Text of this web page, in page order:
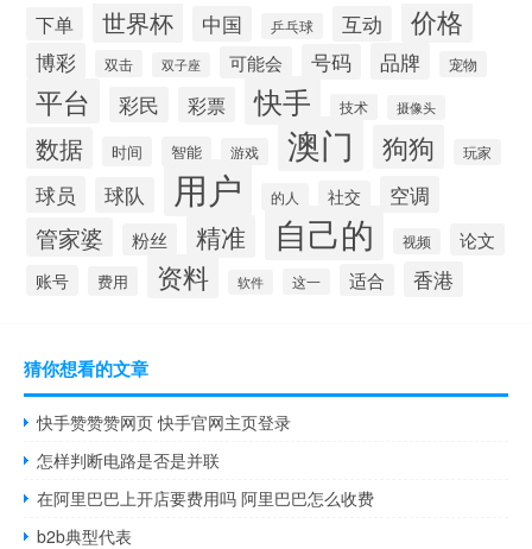
下单 世界杯 中国 乒乓球 互动 价格
博彩 双击 双子座 可能会 号码 品牌 宠物
平台 彩民 彩票 快手 技术 摄像头
数据 时间 智能 游戏 澳门 狗狗 玩家
球员 球队 用户 的人 社交 空调
管家婆 粉丝 精准 自己的 视频 论文
账号 费用 资料 软件 这一 适合 香港
猜你想看的文章
快手赞赞赞网页 快手官网主页登录
怎样判断电路是否是并联
在阿里巴巴上开店要费用吗 阿里巴巴怎么收费
b2b典型代表